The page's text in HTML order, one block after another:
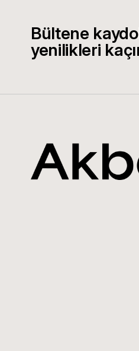
Bültene
yenilikleri